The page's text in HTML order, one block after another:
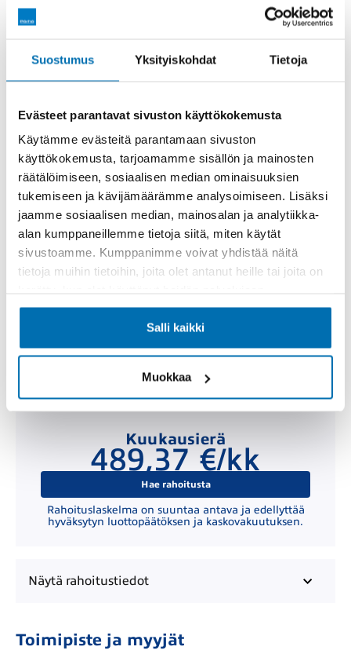
Suostumus Yksityiskohdat Tietoja
Evästeet parantavat sivuston käyttökokemusta
Käytämme evästeitä parantamaan sivuston
käyttökokemusta, tarjoamamme sisällön ja mainosten
räätälöimiseen, sosiaalisen median ominaisuuksien
tukemiseen ja kävijämäärämme analysoimiseen. Lisäksi
jaamme sosiaalisen median, mainosalan ja analytiikka-
alan kumppaneillemme tietoja siitä, miten käytät
sivustoamme. Kumppanimme voivat yhdistää näitä
tietoja muihin tietoihin, joita olet antanut heille tai joita on
Salli kaikki
Muokkaa
Räätälöi itsellesi sopiva rahoitus
Rahoitusaika (kk)
Käsiraha tai vaihtoauto (€)
Kuukausierä
489,37 €/kk
Hae rahoitusta
Rahoituslaskelma on suuntaa antava ja edellyttää
hyväksytyn luottopäätöksen ja kaskovakuutuksen.
Näytä rahoitustiedot
Toimipiste ja myyjät